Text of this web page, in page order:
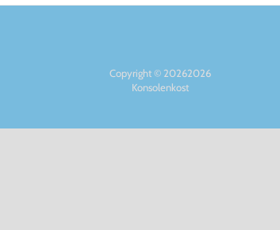
Copyright © 20262026
Konsolenkost